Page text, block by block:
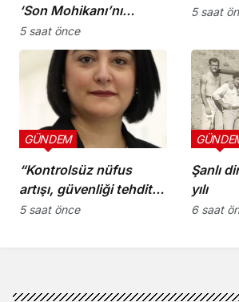
‘Son Mohikanı’nı
kaybettik”
5 saat önce
5 saat
“Kontrolsüz nüfus
artışı, güvenliği tehdit
ediyor”
GÜNDEM
5 saat önce
Şanlı
yılı
6 saat